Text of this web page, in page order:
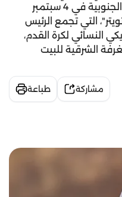
وورنر كيبل آريانا" في كارولينا الجنوبية في 4 سبتمبر
التي تجمع الرئيس
النسائي لكرة القدم،
الشرقية للبيت
مشاركة طباعة